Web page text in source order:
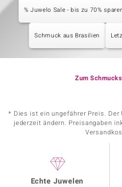
% Juwelo Sale - bis zu 70%
Schmuck aus Brasilien
Zum
* Dies ist ein ungefährer Preis.
jederzeit ändern. Preisangaben
Echte Juwelen